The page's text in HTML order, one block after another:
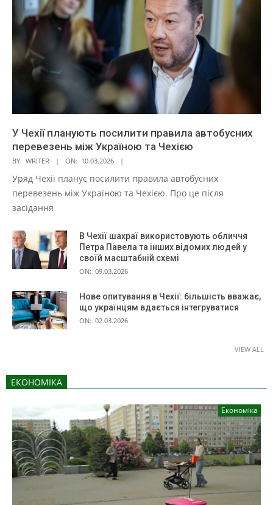
У Чехії планують посилити правила автобусних
перевезень між Україною та Чехією
BY: WRITER ON: 10.03.2026
Уряд Чехії планує посилити правила автобусних
перевезень між Україною та Чехією. Про це після
засідання
В Чехії шахраї використовують обличчя
Петра Павела та інших відомих людей у
своїй масштабній схемі
ON: 09.03.2026
Нове опитування в Чехії: більшість вважає,
що українцям вдається інтегруватися
ON: 02.03.2026
VIEW ALL
ЕКОНОМІКА
Економіка